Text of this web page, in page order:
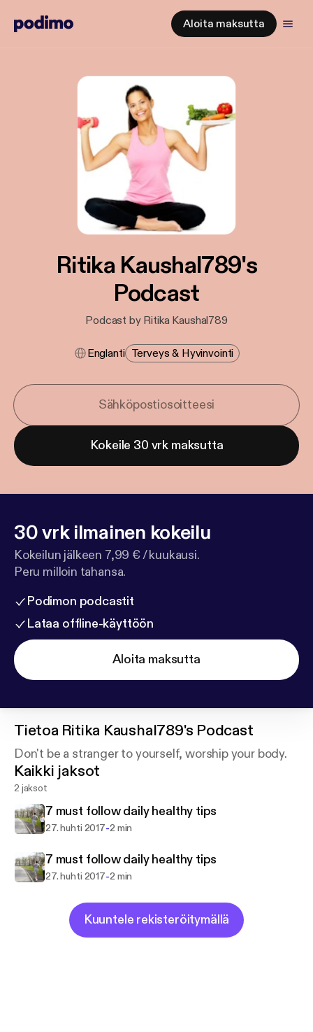
Aloita maksutta
Ritika Kaushal789's
Podcast
Podcast by Ritika Kaushal789
Englanti Terveys & Hyvinvointi
Kokeile 30 vrk maksutta
30 vrk ilmainen kokeilu
Kokeilun jälkeen 7,99 € / kuukausi.
Peru milloin tahansa.
Podimon podcastit
Lataa offline-käyttöön
Aloita maksutta
Tietoa Ritika Kaushal789's Podcast
Don't be a stranger to yourself, worship your body.
Kaikki jaksot
2 jaksot
7 must follow daily healthy tips
27. huhti 2017-2 min
7 must follow daily healthy tips
27. huhti 2017-2 min
Kuuntele rekisteröitymällä